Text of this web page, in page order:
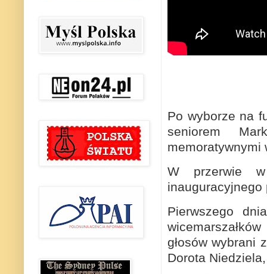
Po wyborze na
seniorem
memoratywnymi
W przerwie
Pierwszego
głosów wybrani
Dorota